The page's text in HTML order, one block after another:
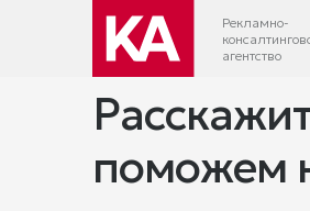
Рекламно-
агентство
поможем